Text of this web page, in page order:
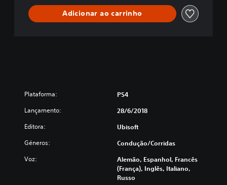
Adicionar ao carrinho
Plataforma: PS4
Lançamento: 28/6/2018
Editora: Ubisoft
Géneros: Condução/corridas
Voz:
Alemão, Espanhol, Francês
(França), Inglês, Italiano,
Russo